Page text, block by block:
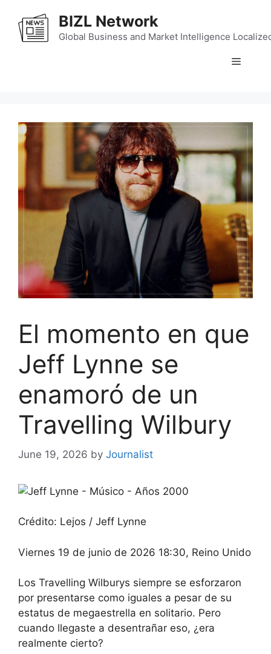
content
BIZL Network
Global Business and Market Intelligence
Menu
El momento en que
Jeff Lynne se
enamoró de un
Travelling Wilbury
June 19, 2026 by Journalist
Crédito: Lejos / Jeff Lynne
Viernes 19 de junio de 2026 18:30, Reino Unido
Los Travelling Wilburys siempre se esforzaron
por presentarse como iguales a pesar de su
estatus de megaestrella en solitario. Pero
cuando llegaste a desentrañar eso, ¿era
realmente cierto?